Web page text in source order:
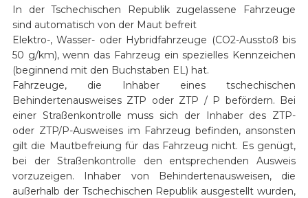
In der Tschechischen Republik zugelassene Fahrzeuge
sind automatisch von der Maut befreit
Elektro-, Wasser- oder Hybridfahrzeuge (CO2-Ausstoß bis
50 g/km), wenn das Fahrzeug ein spezielles Kennzeichen
(beginnend mit den Buchstaben EL) hat.
Fahrzeuge, die Inhaber eines tschechischen
Behindertenausweises ZTP oder ZTP / P befördern. Bei
einer Straßenkontrolle muss sich der Inhaber des ZTP-
oder ZTP/P-Ausweises im Fahrzeug befinden, ansonsten
gilt die Mautbefreiung für das Fahrzeug nicht. Es genügt,
bei der Straßenkontrolle den entsprechenden Ausweis
vorzuzeigen. Inhaber von Behindertenausweisen, die
außerhalb der Tschechischen Republik ausgestellt wurden,